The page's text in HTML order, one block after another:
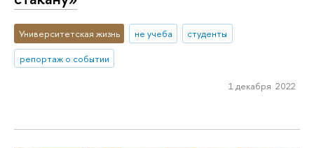
Университетская жизнь не учеба
студенты
репортаж о событии
1 декабря 2022